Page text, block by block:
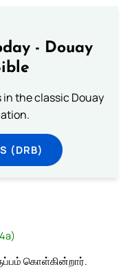
- Douay
in the classic Douay
(DRB)
கொள்கின்றார்.